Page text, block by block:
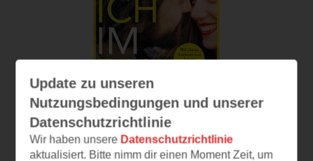
Das Ich im Du
Update zu unseren
Nutzungsbedingungen und unserer
Datenschutzrichtlinie
Wir haben unsere Datenschutzrichtlinie
aktualisiert. Bitte nimm dir einen Moment Zeit, um